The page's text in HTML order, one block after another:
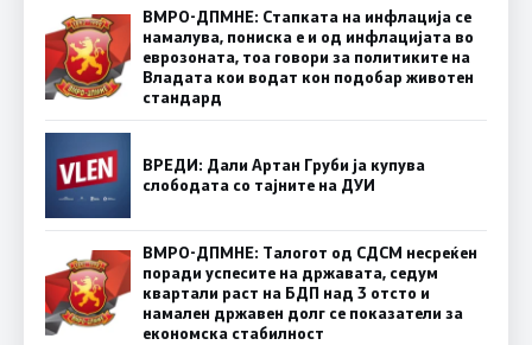
ВМРО-ДПМНЕ: Стапката на инфлација се
намалува, пониска е и од инфлацијата во
еврозоната, тоа говори за политиките на
Владата кои водат кон подобар животен
стандард
ВРЕДИ: Дали Артан Груби ја купува
слободата со тајните на ДУИ
ВМРО-ДПМНЕ: Талогот од СДСМ несреќен
поради успесите на државата, седум
квартали раст на БДП над 3 отсто и
намален државен долг се показатели за
економска стабилност